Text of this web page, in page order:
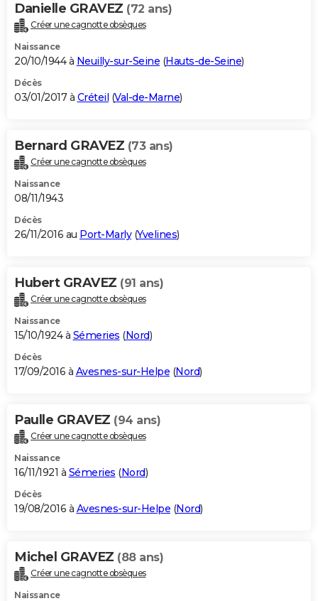
Danielle GRAVEZ (72 ans)
Créer une cagnotte obsèques
Naissance
20/10/1944 à Neuilly-sur-Seine (Hauts-de-Seine)
Décès
03/01/2017 à Créteil (Val-de-Marne)
Bernard GRAVEZ (73 ans)
Créer une cagnotte obsèques
Naissance
08/11/1943
Décès
26/11/2016 au Port-Marly(Yvelines)
Hubert GRAVEZ (91 ans)
Créer une cagnotte obsèques
Naissance
15/10/1924 à Sémeries (Nord)
Décès
17/09/2016 à Avesnes-sur-Helpe (Nord)
Paulle GRAVEZ (94 ans)
Créer une cagnotte obsèques
Naissance
16/11/1921 à Sémeries (Nord)
Décès
19/08/2016 à Avesnes-sur-Helpe (Nord)
Michel GRAVEZ (88 ans)
Créer une cagnotte obsèques
Naissance